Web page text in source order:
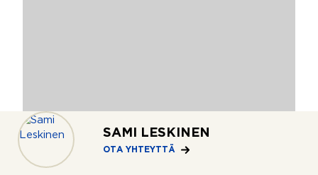
SAMI LESKINEN
OTA YHTEYTTÄ